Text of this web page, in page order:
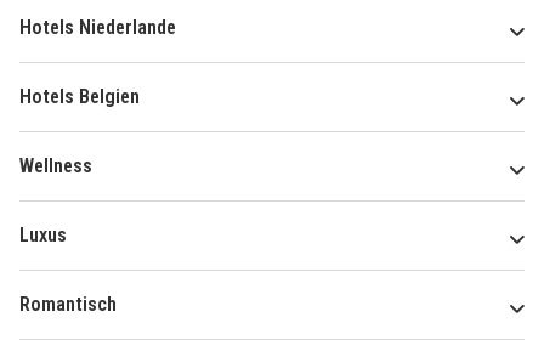
Hotels Niederlande
Hotels Belgien
Wellness
Luxus
Romantisch